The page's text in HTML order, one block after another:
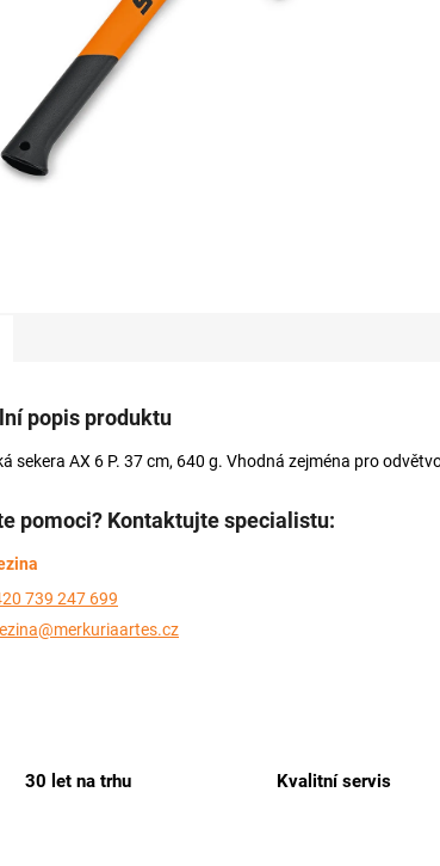
30 let na trhu Kvalitní servis
popis produktu
sekera AX 6 P. 37 cm, 640 g. Vhodná zejména pro
pomoci? Kontaktujte specialistu:
739 247 699